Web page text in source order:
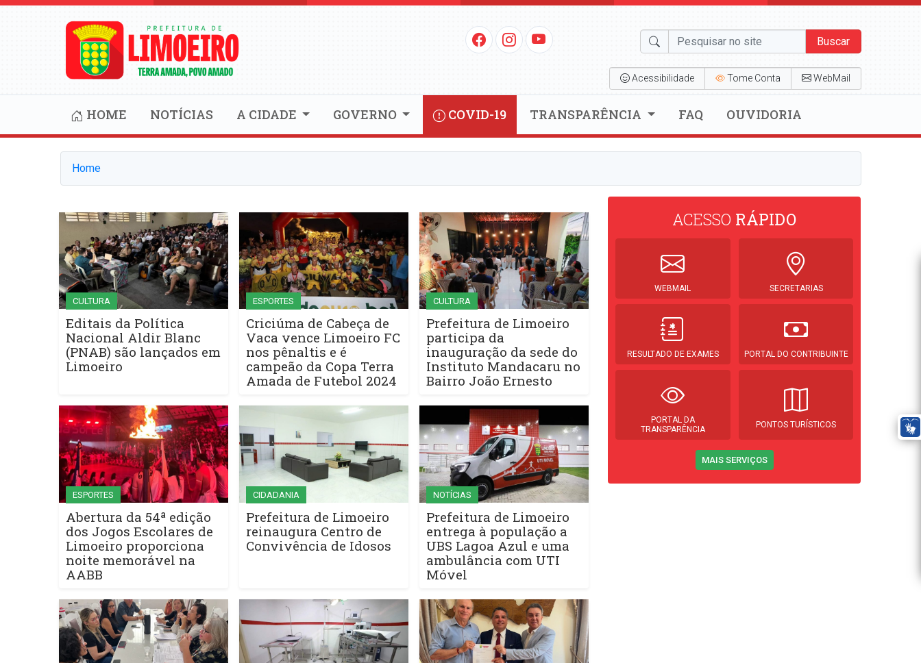
Buscar
Acessibilidade Tome Conta WebMail
HOME NOTÍCIAS A CIDADE GOVERNO COVID-19 TRANSPARÊNCIA FAQ OUVIDORIA
Home
CULTURA
Editais da Política
Nacional Aldir Blanc
(PNAB) são lançados em
Limoeiro
ESPORTES
Criciúma de Cabeça de
Vaca vence Limoeiro FC
nos pênaltis e é
campeão da Copa Terra
Amada de Futebol 2024
CULTURA
Prefeitura de Limoeiro
participa da
inauguração da sede do
Instituto Mandacaru no
Bairro João Ernesto
ESPORTES
Abertura da 54ª edição
dos Jogos Escolares de
Limoeiro proporciona
noite memorável na
AABB
CIDADANIA
Prefeitura de Limoeiro
reinaugura Centro de
Convivência de Idosos
NOTÍCIAS
Prefeitura de Limoeiro
entrega à população a
UBS Lagoa Azul e uma
ambulância com UTI
Móvel
ACESSO RÁPIDO
WEBMAIL SECRETARIAS
RESULTADO DE EXAMES PORTAL DO CONTRIBUINTE
PORTAL DA
TRANSPARÊNCIA
PONTOS TURÍSTICOS
MAIS SERVIÇOS